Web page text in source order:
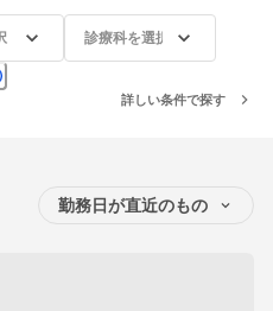
診療科を選択
詳しい条件で探す
勤務日が直近のもの